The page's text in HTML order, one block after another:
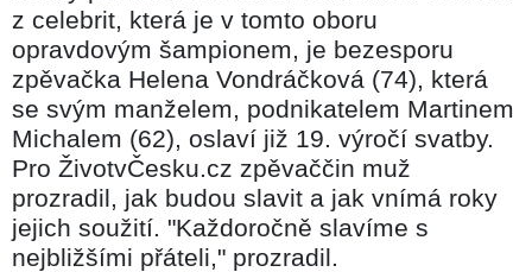
z celebrit, která je v tomto oboru
opravdovým šampionem, je bezesporu
zpěvačka Helena Vondráčková (74), která
se svým manželem, podnikatelem Martinem
Michalem (62), oslaví již 19. výročí svatby.
Pro ŽivotvČesku.cz zpěvaččin muž
prozradil, jak budou slavit a jak vnímá roky
jejich soužití. "Každoročně slavíme s
nejbližšími přáteli," prozradil.